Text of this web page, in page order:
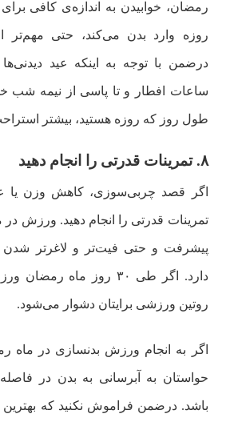
رمضان، خوابیدن به اندازه‌ی کافی
روزه وارد بدن می‌کند، حتی
درضمن با توجه به اینکه عید
ساعات افطار و تا پاسی از نیمه شب
طول روز که روزه هستید، بیشتر
۸. تمرینات قدرتی را انجام دهید
اگر قصد چربی‌سوزی، کاهش وزن یا
تمرینات قدرتی را انجام دهید. ورزش
پیشرفت و حتی فیت‌تر و لاغرتر
دارد. اگر طی ۳۰ روز ماه
روتین ورزشی برایتان دشوار می‌شود.
اگر به انجام ورزش بدنسازی در ماه
حواستان به آبرسانی به بدن در
باشد. درضمن فراموش نکنید که